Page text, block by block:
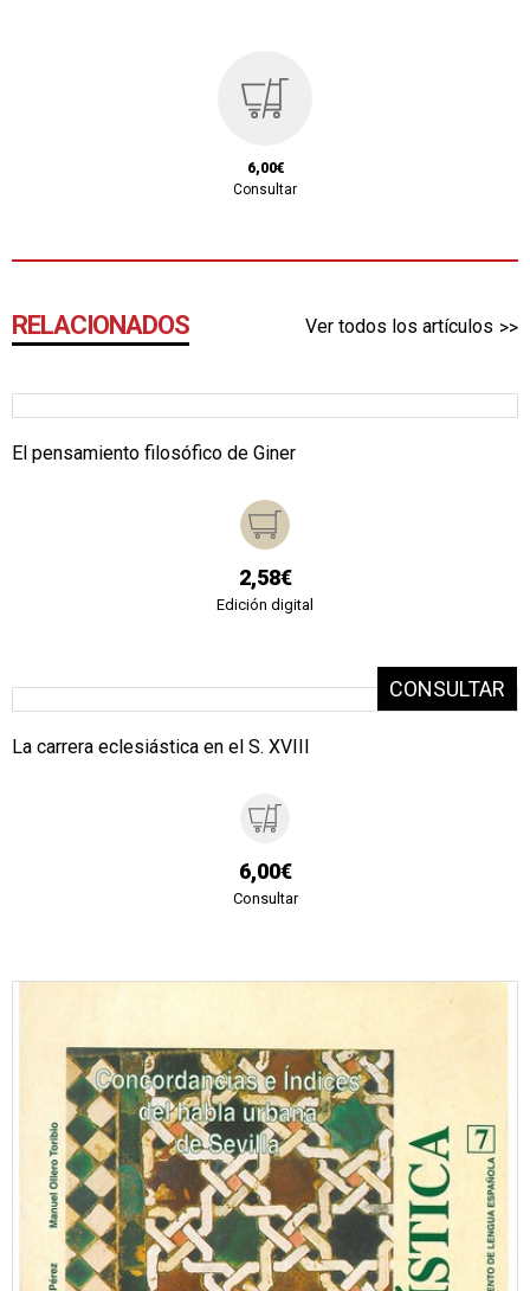
6,00€
Consultar
RELACIONADOS Ver todos los artículos
El pensamiento filosófico de Giner
2,58€
Edición digital
La carrera eclesiástica en el S. XVIII
6,00€
Consultar